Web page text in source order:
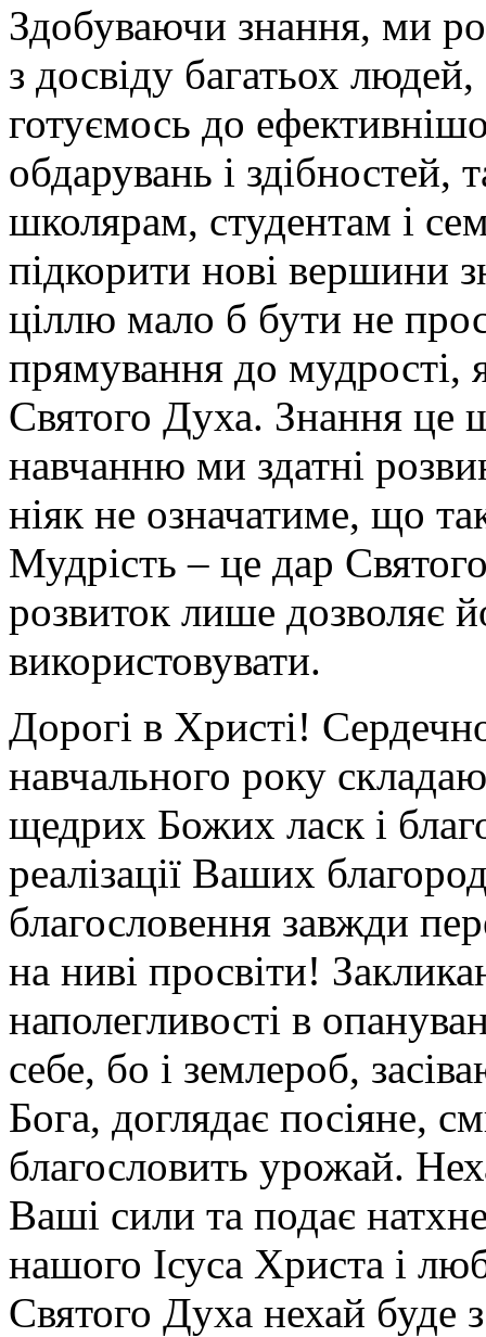
Здобуваючи знання, ми
з досвіду багатьох
готуємось до
обдарувань і здібностей,
школярам, студентам і
підкорити нові вершини
ціллю мало б бути не
прямування до мудрості,
Святого Духа. Знання це
навчанню ми здатні
ніяк не означатиме, що
Мудрість – це дар
розвиток лише дозволяє
використовувати.
Дорогі в Христі!
навчального року
щедрих Божих ласк і
реалізації Ваших
благословення завжди
на ниві просвіти!
наполегливості в
себе, бо і землероб,
Бога, доглядає посіяне,
благословить урожай.
Ваші сили та подає
нашого Ісуса Христа і
Святого Духа нехай буде